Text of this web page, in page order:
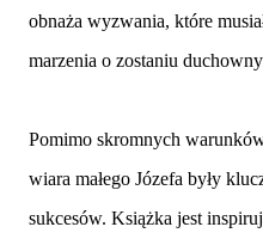
obnaża wyzwania, które
marzenia o zostaniu
Pomimo skromnych
wiara małego Józefa były
sukcesów. Książka jest